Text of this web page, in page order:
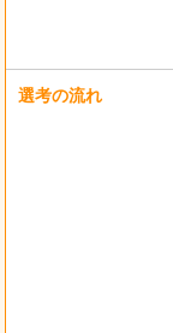
選考の流れ